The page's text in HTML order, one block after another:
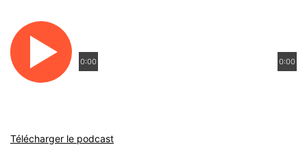
0:00 0:00
Télécharger le podcast